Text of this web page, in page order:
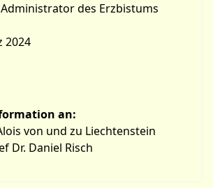
des Erzbistums
2024
an:
von und zu Liechtenstein
Dr. Daniel Risch